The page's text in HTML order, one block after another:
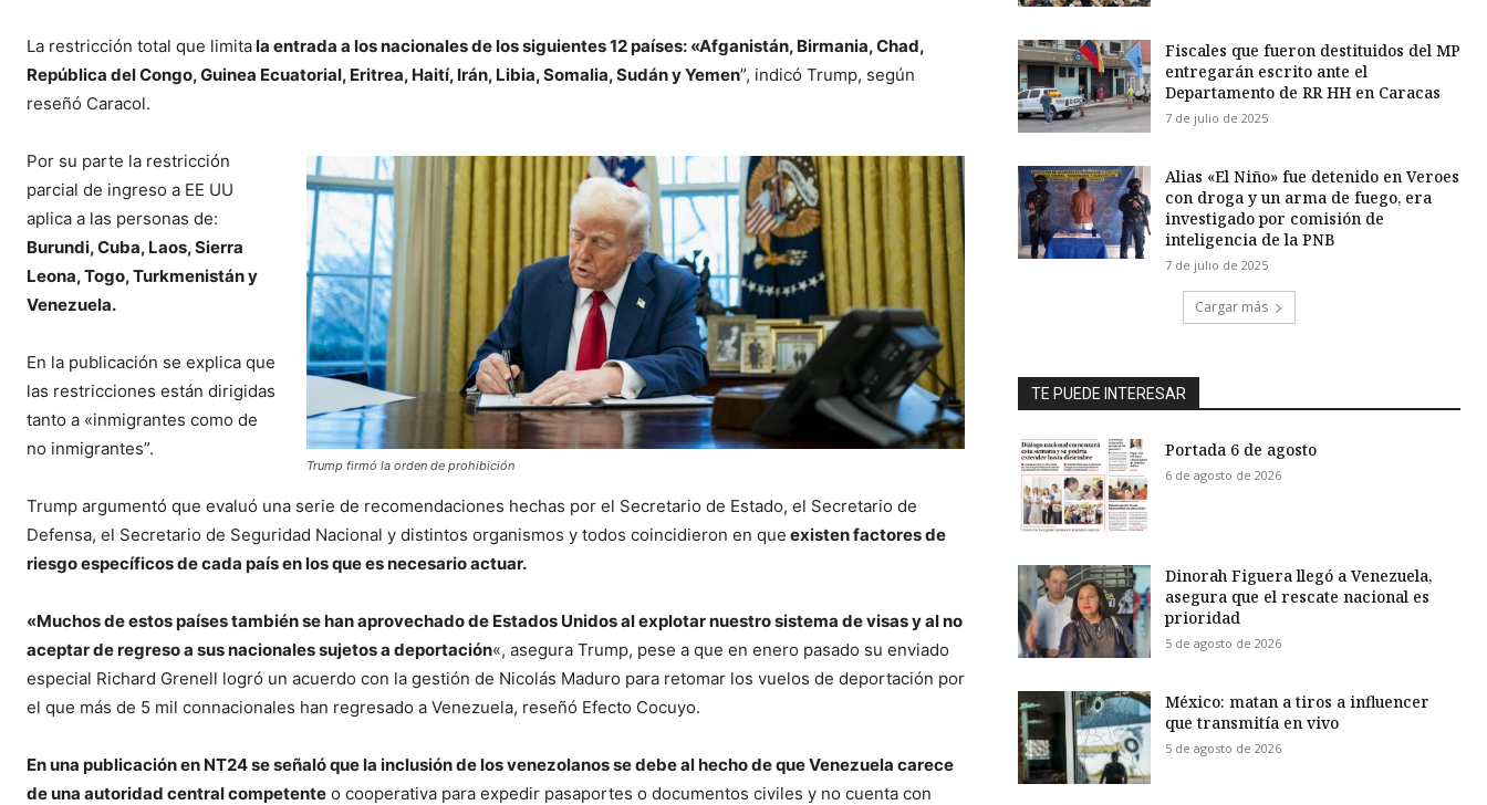
La restricción total que limitala entrada a los nacionales de los siguientes 12 países: «Afganistán, Birmania, Chad,
República del Congo, Guinea Ecuatorial, Eritrea, Haití, Irán, Libia, Somalia, Sudán y Yemen”, indicó Trump, según
reseñó Caracol.
Trump firmó la orden de prohibición
Por su parte la restricción
parcial de ingreso a EE UU
aplica a las personas de:
Burundi, Cuba, Laos, Sierra
Leona, Togo, Turkmenistán y
Venezuela.
En la publicación se explica que
las restricciones están dirigidas
tanto a «inmigrantes como de
no inmigrantes”.
Trump argumentó que evaluó una serie de recomendaciones hechas por el Secretario de Estado, el Secretario de
Defensa, el Secretario de Seguridad Nacional y distintos organismos y todos coincidieron en que existen factores de
riesgo específicos de cada país en los que es necesario actuar.
«Muchos de estos países también se han aprovechado de Estados Unidos al explotar nuestro sistema de visas y al no
aceptar de regreso a sus nacionales sujetos a deportación«, asegura Trump, pese a que en enero pasado su enviado
especial Richard Grenell logró un acuerdo con la gestión de Nicolás Maduro para retomar los vuelos de deportación por
el que más de 5 mil connacionales han regresado a Venezuela, reseñó Efecto Cocuyo.
En una publicación en NT24 se señaló que la inclusión de los venezolanos se debe al hecho de que Venezuela carece
de una autoridad central competente o cooperativa para expedir pasaportes o documentos civiles y no cuenta con
Fiscales que fueron destituidos del MP
entregarán escrito ante el
Departamento de RR HH en Caracas
7 de julio de 2025
Alias «El Niño» fue detenido en Veroes
con droga y un arma de fuego, era
investigado por comisión de
inteligencia de la PNB
7 de julio de 2025
Cargar más
TE PUEDE INTERESAR
Portada 6 de agosto
6 de agosto de 2026
Dinorah Figuera llegó a Venezuela,
asegura que el rescate nacional es
prioridad
5 de agosto de 2026
México: matan a tiros a influencer
que transmitía en vivo
5 de agosto de 2026